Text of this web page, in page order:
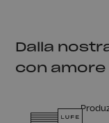
Dalla
con amore